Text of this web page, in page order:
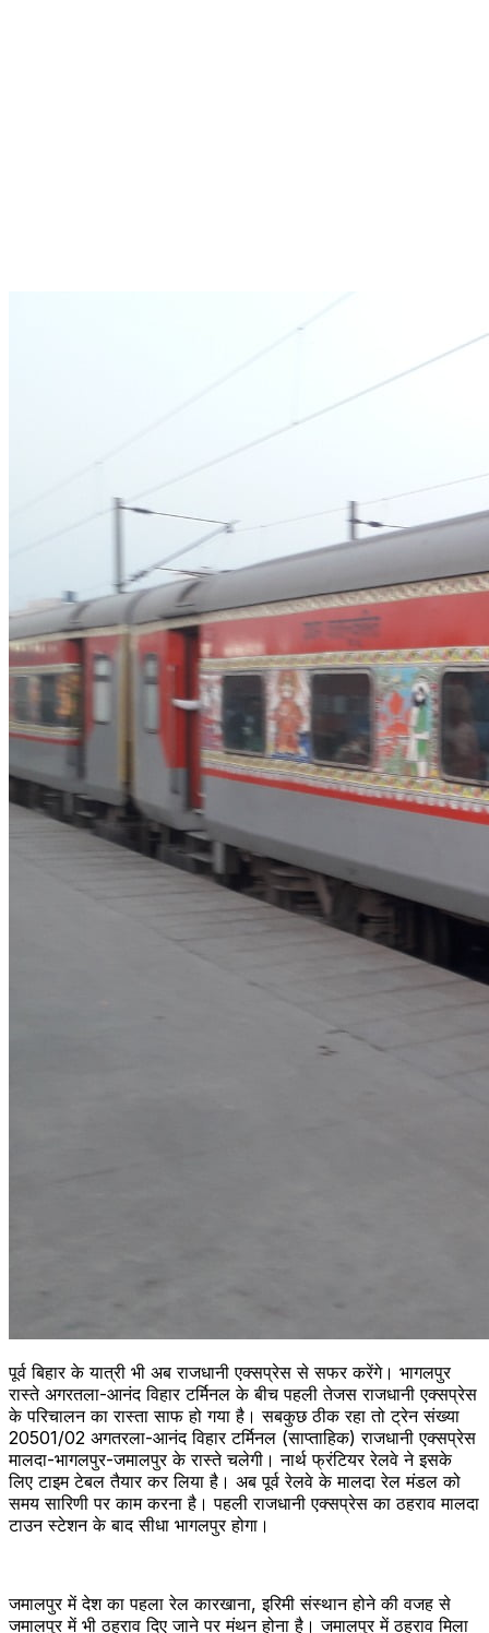
पूर्व बिहार के यात्री भी अब राजधानी एक्सप्रेस से सफर करेंगे। भागलपुर
रास्ते अगरतला-आनंद विहार टर्मिनल के बीच पहली तेजस राजधानी एक्सप्रेस
के परिचालन का रास्ता साफ हो गया है। सबकुछ ठीक रहा तो ट्रेन संख्या
20501/02 अगतरला-आनंद विहार टर्मिनल (साप्ताहिक) राजधानी एक्सप्रेस
मालदा-भागलपुर-जमालपुर के रास्ते चलेगी। नार्थ फ्रंटियर रेलवे ने इसके
लिए टाइम टेबल तैयार कर लिया है। अब पूर्व रेलवे के मालदा रेल मंडल को
समय सारिणी पर काम करना है। पहली राजधानी एक्सप्रेस का ठहराव मालदा
टाउन स्टेशन के बाद सीधा भागलपुर होगा।
जमालपुर में देश का पहला रेल कारखाना, इरिमी संस्थान होने की वजह से
जमालपुर में भी ठहराव दिए जाने पर मंथन होना है। जमालपुर में ठहराव मिला